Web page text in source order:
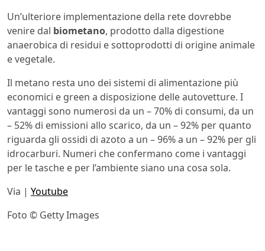
Un’ulteriore implementazione della rete dovrebbe
venire dal biometano, prodotto dalla digestione
anaerobica di residui e sottoprodotti di origine animale
e vegetale.
Il metano resta uno dei sistemi di alimentazione più
economici e green a disposizione delle autovetture. I
vantaggi sono numerosi da un – 70% di consumi, da un
– 52% di emissioni allo scarico, da un – 92% per quanto
riguarda gli ossidi di azoto a un – 96% a un – 92% per gli
idrocarburi. Numeri che confermano come i vantaggi
per le tasche e per l’ambiente siano una cosa sola.
Via | Youtube
Foto © Getty Images